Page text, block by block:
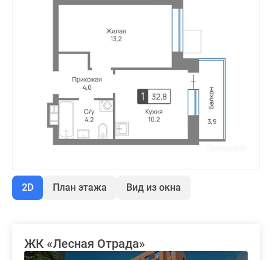
2D План этажа Вид из окна
ЖК «Лесная Отрада»